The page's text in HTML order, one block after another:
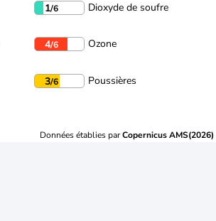
1/6 Dioxyde de soufre
4/6 Ozone
3/6 Poussières
Données établies parCopernicus AMS(2026)